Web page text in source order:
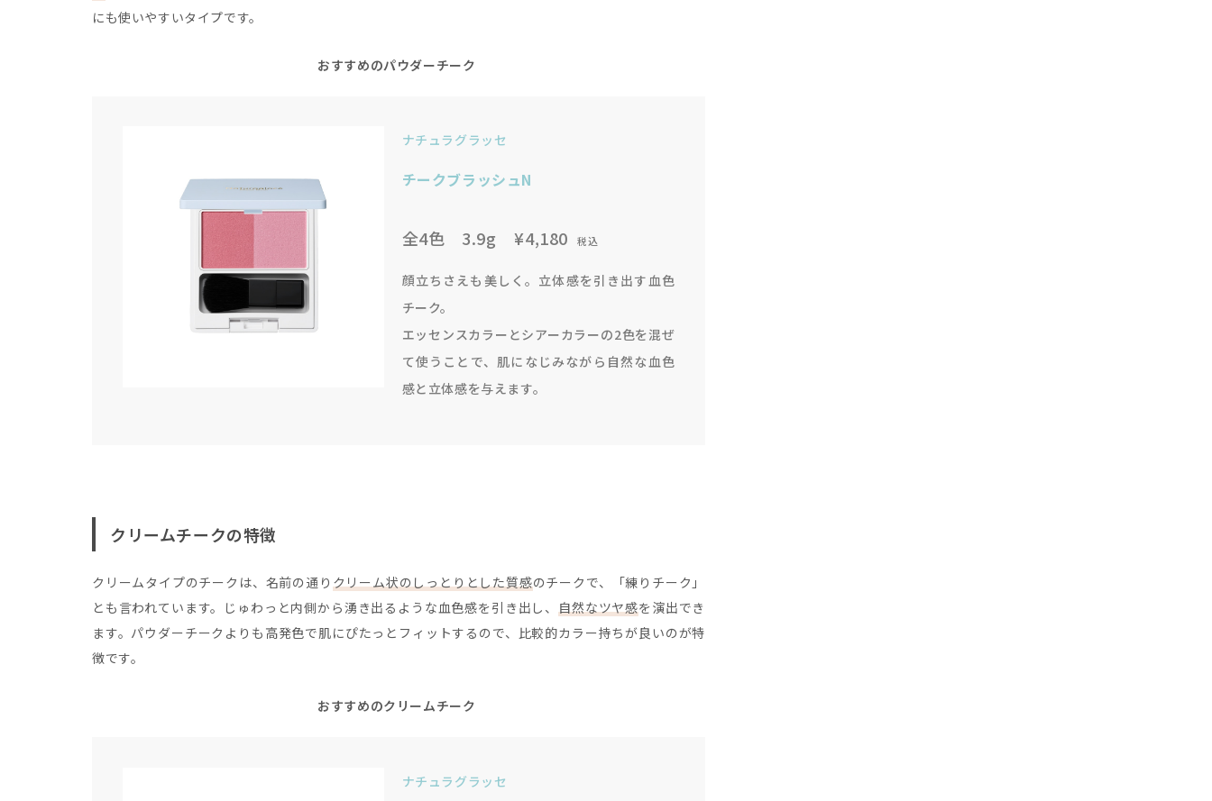
にも使いやすいタイプです。
おすすめのパウダーチーク
ナチュラグラッセ
チークブラッシュN
全4色 3.9g ¥4,180 税込
顔立ちさえも美しく。立体感を引き出す血色
チーク。
エッセンスカラーとシアーカラーの2色を混ぜ
て使うことで、肌になじみながら自然な血色
感と立体感を与えます。
クリームチークの特徴
クリームタイプのチークは、名前の通り クリーム状のしっとりとした質感のチークで、「練りチーク」
とも言われています。じゅわっと内側から湧き出るような血色感を引き出し、自然なツヤ感を演出でき
ます。パウダーチークよりも高発色で肌にぴたっとフィットするので、比較的カラー持ちが良いのが特
徴です。
おすすめのクリームチーク
ナチュラグラッセ